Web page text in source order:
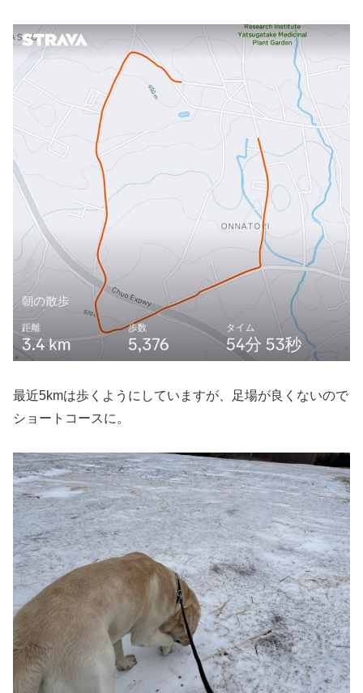
最近5kmは歩くようにしていますが、足場が良くないので
ショートコースに。